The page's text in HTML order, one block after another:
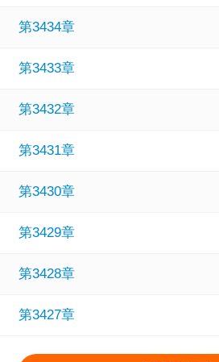
第3434章
第3433章
第3432章
第3431章
第3430章
第3429章
第3428章
第3427章